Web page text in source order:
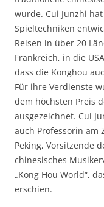
wurde. Cui Junzhi
Spieltechniken
Reisen in über 20
Frankreich, in die
dass die Konghou
Für ihre Verdienste
dem höchsten Preis
ausgezeichnet. Cui
auch Professorin am
Peking, Vorsitzende
chinesisches
„Kong Hou World“,
erschien.